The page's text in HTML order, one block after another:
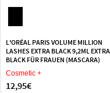
L'ORÉAL PARIS VOLUME MILLION
LASHES EXTRA BLACK 9,2ML EXTRA
BLACK FÜR FRAUEN (MASCARA)
Cosmetic +
12,95€